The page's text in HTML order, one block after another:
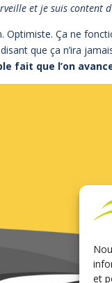
et
et je suis content
Optimiste. Ça ne
que ça n’ira
fait que l’on